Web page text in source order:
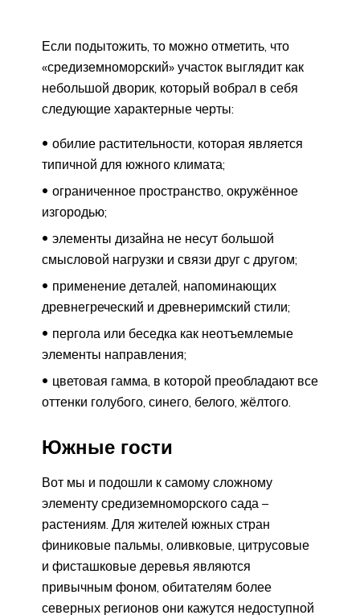
Если подытожить, то можно отметить, что
«средиземноморский» участок выглядит как
небольшой дворик, который вобрал в себя
следующие характерные черты:
обилие растительности, которая является
типичной для южного климата;
ограниченное пространство, окружённое
изгородью;
элементы дизайна не несут большой
смысловой нагрузки и связи друг с другом;
применение деталей, напоминающих
древнегреческий и древнеримский стили;
пергола или беседка как неотъемлемые
элементы направления;
цветовая гамма, в которой преобладают все
оттенки голубого, синего, белого, жёлтого.
Южные гости
Вот мы и подошли к самому сложному
элементу средиземноморского сада –
растениям. Для жителей южных стран
финиковые пальмы, оливковые, цитрусовые
и фисташковые деревья являются
привычным фоном, обитателям более
северных регионов они кажутся недоступной